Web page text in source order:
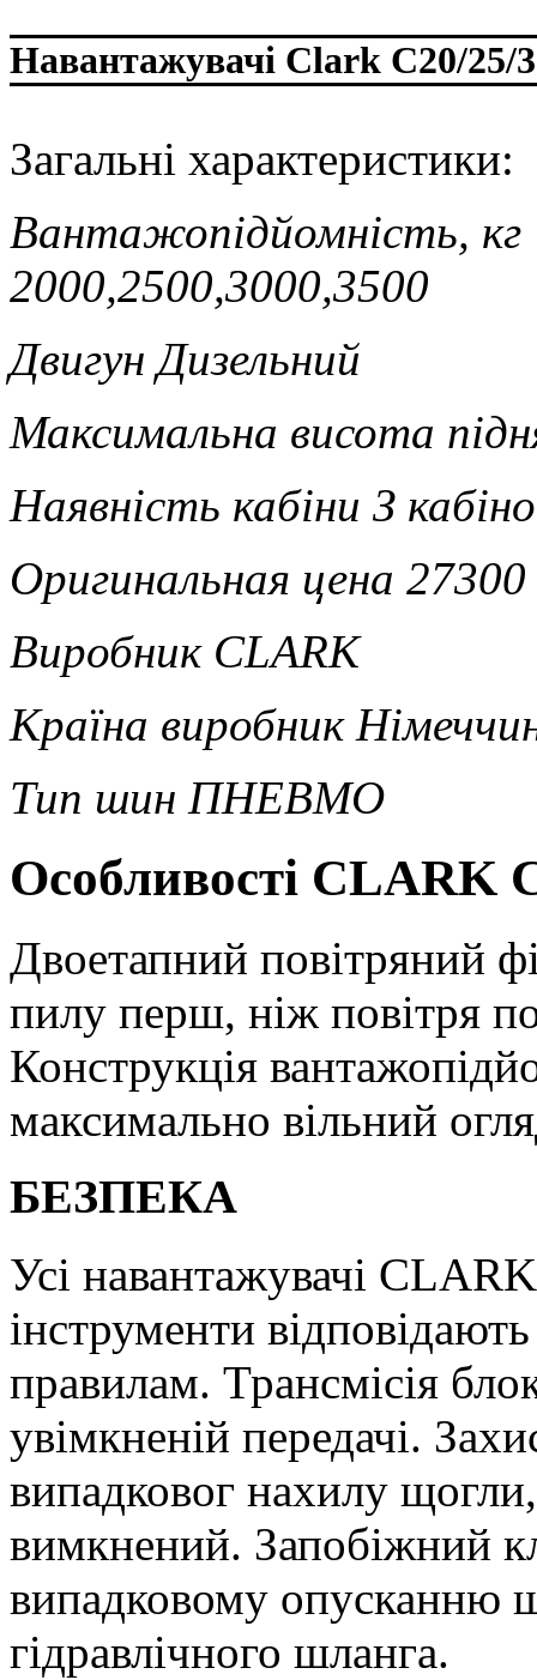
Навантажувачі Clark C20/25/
Загальні характеристики:
Вантажопідйомність, кг
2000,2500,3000,3500
Двигун Дизельний
Максимальна висота
Наявність кабіни З
Оригинальная цена 27300
Виробник CLARK
Країна виробник
Тип шин ПНЕВМО
Особливості CLARK
Двоетапний повітряний
пилу перш, ніж повітря
Конструкція
максимально вільний
БЕЗПЕКА
Усі навантажувачі
інструменти
правилам. Трансмісія
увімкненій передачі.
випадковог нахилу
вимкнений. Запобіжний
випадковому опусканню
гідравлічного шланга.